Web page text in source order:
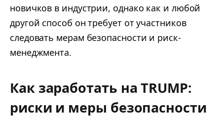
новичков в индустрии, однако как и любой
другой способ он требует от участников
следовать мерам безопасности и риск-
менеджмента.
Как заработать на TRUMP:
риски и меры безопасности